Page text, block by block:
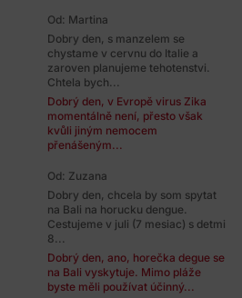
Od: Martina
Dobry den, s manzelem se
chystame v cervnu do Italie a
zaroven planujeme tehotenstvi.
Chtela bych...
Dobrý den, v Evropě virus Zika
momentálně není, přesto však
kvůli jiným nemocem
přenášeným...
Od: Zuzana
Dobry den, chcela by som spytat
na Bali na horucku dengue.
Cestujeme v juli (7 mesiac) s detmi
8...
Dobrý den, ano, horečka degue se
na Bali vyskytuje. Mimo pláže
byste měli používat účinný...